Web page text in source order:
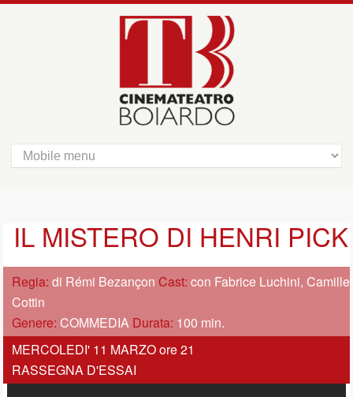
IL MISTERO DI HENRI PICK
Regia:di Rémi Bezançon Cast:con Fabrice Luchini, Camille
Cottin
Genere: COMMEDIA Durata: 100 min.
MERCOLEDI' 11 MARZO ore 21
RASSEGNA D'ESSAI